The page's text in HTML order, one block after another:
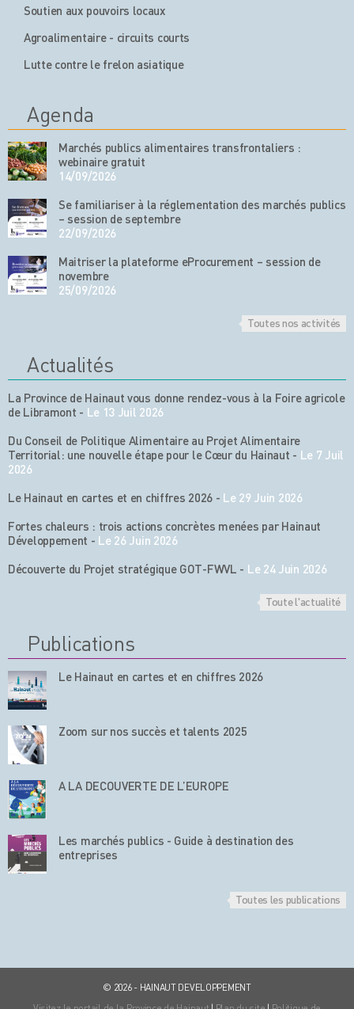
Soutien aux pouvoirs locaux
Agroalimentaire - circuits courts
Lutte contre le frelon asiatique
Agenda
Marchés publics alimentaires transfrontaliers :
webinaire gratuit
14/09/2026
Se familiariser à la réglementation des marchés publics
– session de septembre
22/09/2026
Maitriser la plateforme eProcurement – session de
novembre
25/09/2026
Toutes nos activités
Actualités
La Province de Hainaut vous donne rendez-vous à la Foire agricole
de Libramont - Le 13 Juil 2026
Du Conseil de Politique Alimentaire au Projet Alimentaire
Territorial: une nouvelle étape pour le Cœur du Hainaut - Le 7 Juil
2026
Le Hainaut en cartes et en chiffres 2026 - Le 29 Juin 2026
Fortes chaleurs : trois actions concrètes menées par Hainaut
Développement - Le 26 Juin 2026
Découverte du Projet stratégique GOT-FWVL - Le 24 Juin 2026
Toute l'actualité
Publications
Le Hainaut en cartes et en chiffres 2026
Zoom sur nos succès et talents 2025
A LA DECOUVERTE DE L’EUROPE
Les marchés publics - Guide à destination des
entreprises
Toutes les publications
© 2026 - HAINAUT DEVELOPPEMENT